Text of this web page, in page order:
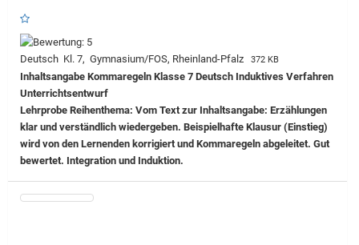
Deutsch Kl. 7, Gymnasium/FOS, Rheinland-Pfalz 372 KB
Inhaltsangabe Kommaregeln Klasse 7 Deutsch Induktives Verfahren
Unterrichtsentwurf
Lehrprobe Reihenthema: Vom Text zur Inhaltsangabe: Erzählungen
klar und verständlich wiedergeben. Beispielhafte Klausur (Einstieg)
wird von den Lernenden korrigiert und Kommaregeln abgeleitet. Gut
bewertet. Integration und Induktion.